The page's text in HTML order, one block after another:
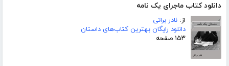
دانلود کتاب ماجرای یک نامه
از: نادر براتی
دانلود رایگان بهترین کتاب‌های داستان
۱۵۳ صفحه